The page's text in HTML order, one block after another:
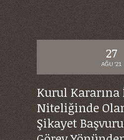
27
AĞU '21
Kurul
Niteliğinde
Şikayet